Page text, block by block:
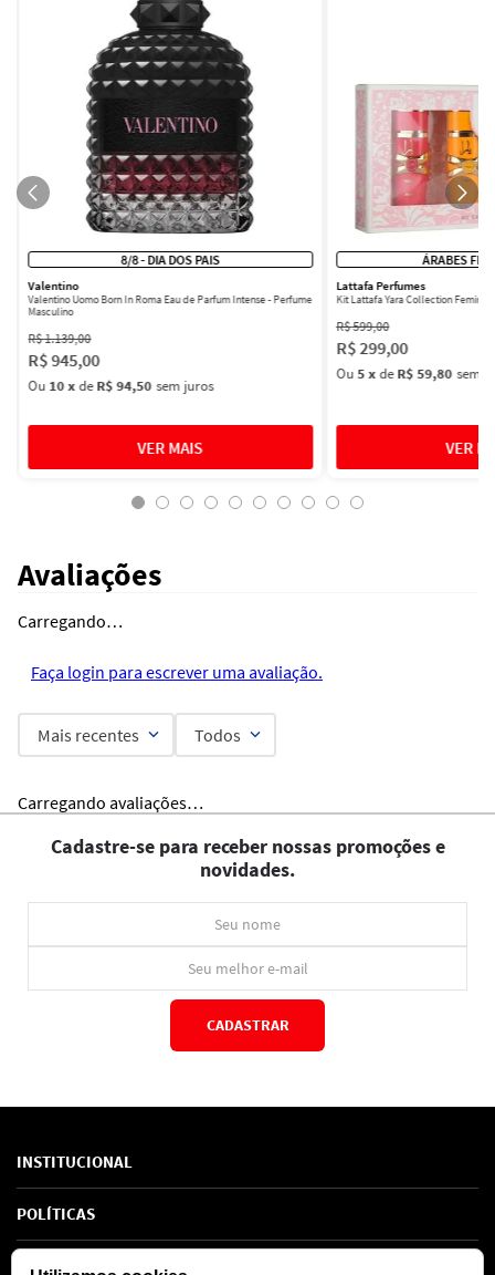
8/8 - DIA DOS PAIS
Valentino
Valentino Uomo Born In Roma Eau de Parfum Intense - Perfume
Masculino
R$1.139,00
R$945,00
Ou 10xdeR$ 94,50 sem juros
ÁRABES
Lattafa Perfumes
Kit Lattafa Yara Collection
R$599,00
R$299,00
Ou5xdeR$ 59,80 sem
Avaliações
Carregando…
Faça login para escrever uma avaliação.
Mais recentes Todos
Carregando avaliações…
Cadastre-se para receber nossas promoções e
novidades.
CADASTRAR
INSTITUCIONAL
Sobre Nós
Marcas
SAC de marcas
POLÍTICAS
Política de Privacidade
AJUDA